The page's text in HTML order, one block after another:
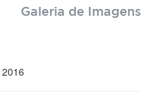
Galeria de Imagens